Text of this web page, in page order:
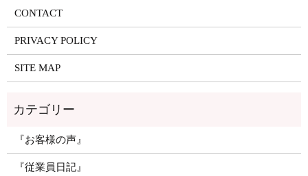
CONTACT
PRIVACY POLICY
SITE MAP
『お客様の声』
『従業員日記』